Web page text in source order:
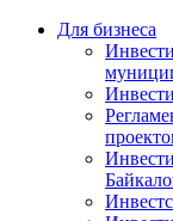
Для бизнеса